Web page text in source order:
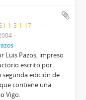
1-3-1-17
Luis Pazos, impreso
escrito por
segunda edición de
contiene una
Vigo.